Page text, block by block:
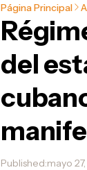
Página Principal
del
Published:mayo